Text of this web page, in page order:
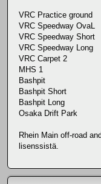
VRC Practice ground
VRC Speedway OvaL
VRC Speedway Short
VRC Speedway Long
VRC Carpet 2
MHS 1
Bashpit
Bashpit Short
Bashpit Long
Osaka Drift Park
Rhein Main off-road
lisenssistä.